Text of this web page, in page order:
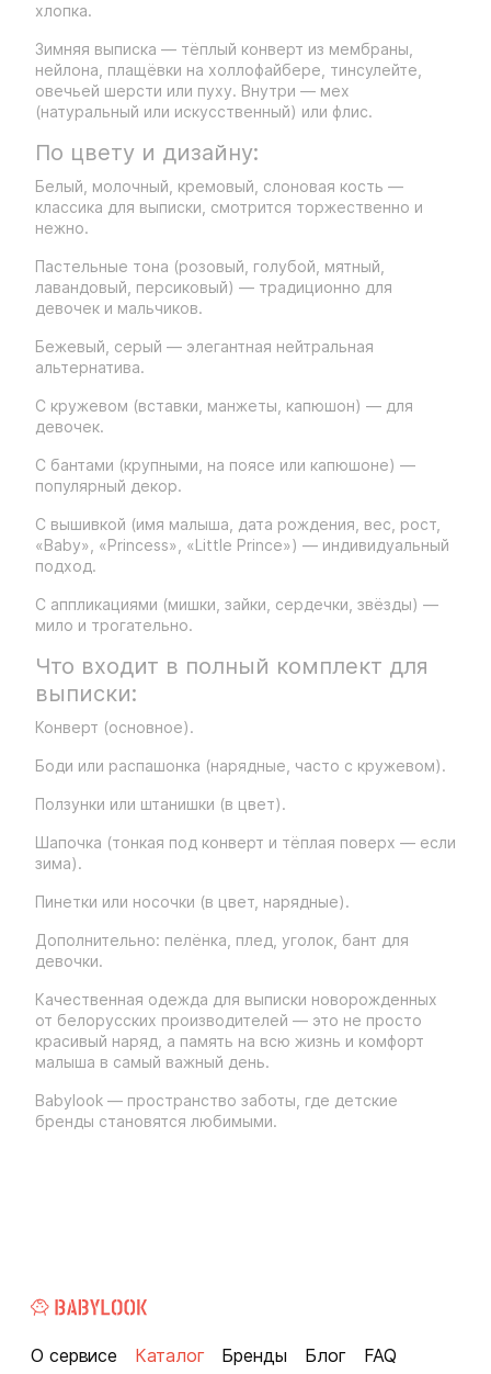
хлопка.
Зимняя выписка — тёплый конверт из мембраны,
нейлона, плащёвки на холлофайбере, тинсулейте,
овечьей шерсти или пуху. Внутри — мех
(натуральный или искусственный) или флис.
По цвету и дизайну:
Белый, молочный, кремовый, слоновая кость —
классика для выписки, смотрится торжественно и
нежно.
Пастельные тона (розовый, голубой, мятный,
лавандовый, персиковый) — традиционно для
девочек и мальчиков.
Бежевый, серый — элегантная нейтральная
альтернатива.
С кружевом (вставки, манжеты, капюшон) — для
девочек.
С бантами (крупными, на поясе или капюшоне) —
популярный декор.
С вышивкой (имя малыша, дата рождения, вес, рост,
«Baby», «Princess», «Little Prince») — индивидуальный
подход.
С аппликациями (мишки, зайки, сердечки, звёзды) —
мило и трогательно.
Что входит в полный комплект для
выписки:
Конверт (основное).
Боди или распашонка (нарядные, часто с кружевом).
Ползунки или штанишки (в цвет).
Шапочка (тонкая под конверт и тёплая поверх — если
зима).
Пинетки или носочки (в цвет, нарядные).
Дополнительно: пелёнка, плед, уголок, бант для
девочки.
Качественная одежда для выписки новорожденных
от белорусских производителей — это не просто
красивый наряд, а память на всю жизнь и комфорт
малыша в самый важный день.
Babylook — пространство заботы, где детские
бренды становятся любимыми.
О сервисе Каталог Бренды Блог
FAQ